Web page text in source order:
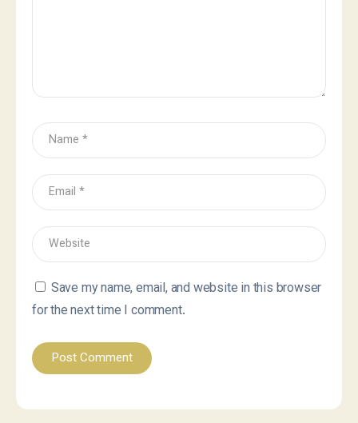
Save my name, email, and website in this browser
for the next time I comment.